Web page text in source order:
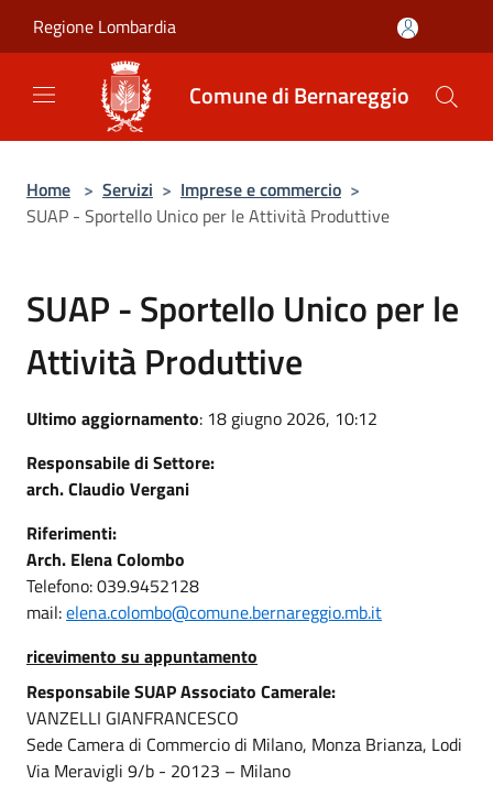
Regione Lombardia
Comune di Bernareggio
Home > Servizi > Imprese e commercio >
SUAP - Sportello Unico per le Attività Produttive
SUAP - Sportello Unico per le
Attività Produttive
Ultimo aggiornamento: 18 giugno 2026, 10:12
Responsabile di Settore:
arch. Claudio Vergani
Riferimenti:
Arch. Elena Colombo
Telefono: 039.9452128
mail:elena.colombo@comune.bernareggio.mb.it
ricevimento su appuntamento
Responsabile SUAP Associato Camerale:
VANZELLI GIANFRANCESCO
Sede Camera di Commercio di Milano, Monza Brianza, Lodi
Via Meravigli 9/b - 20123 – Milano